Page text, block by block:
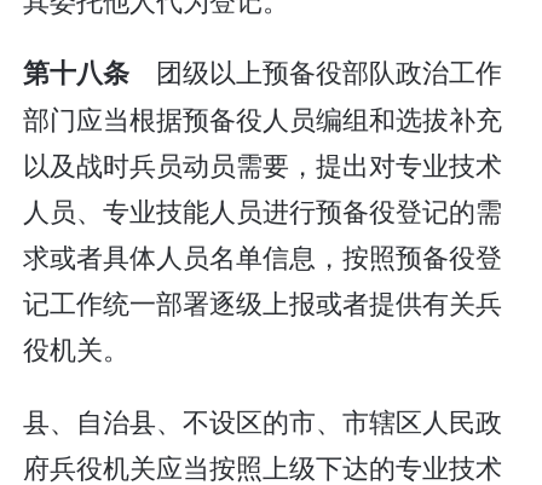
第十八条 团级以上预备役部队政治工作
部门应当根据预备役人员编组和选拔补充
以及战时兵员动员需要，提出对专业技术
人员、专业技能人员进行预备役登记的需
求或者具体人员名单信息，按照预备役登
记工作统一部署逐级上报或者提供有关兵
役机关。
县、自治县、不设区的市、市辖区人民政
府兵役机关应当按照上级下达的专业技术